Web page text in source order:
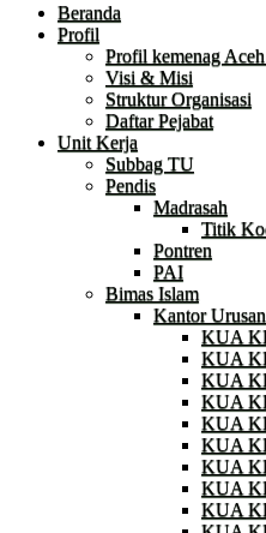
Beranda
Profil
Profil kemenag
Visi & Misi
Struktur Organisasi
Daftar Pejabat
Unit Kerja
Subbag TU
Pendis
Madrasah
Titik
Pontren
PAI
Bimas Islam
Kantor
KUA
KUA
KUA
KUA
KUA
KUA
KUA
KUA
KUA